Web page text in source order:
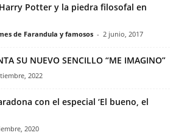
Potter y la piedra filosofal en
de Farandula y famosos - 2 junio, 2017
SU NUEVO SENCILLO “ME IMAGINO”
2022
con el especial ‘El bueno, el
2020